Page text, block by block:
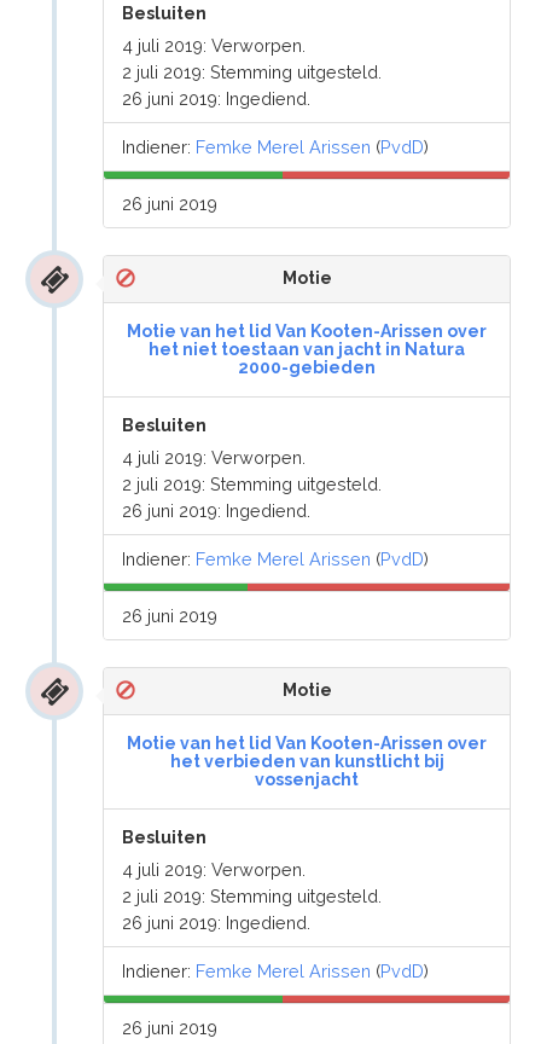
Besluiten
4 juli 2019: Verworpen.
2 juli 2019: Stemming uitgesteld.
26 juni 2019: Ingediend.
Indiener: Femke Merel Arissen (PvdD)
26 juni 2019
Motie
Motie van het lid Van Kooten-Arissen over
het niet toestaan van jacht in Natura
2000-gebieden
Besluiten
4 juli 2019: Verworpen.
2 juli 2019: Stemming uitgesteld.
26 juni 2019: Ingediend.
Indiener: Femke Merel Arissen (PvdD)
26 juni 2019
Motie
Motie van het lid Van Kooten-Arissen over
het verbieden van kunstlicht bij
vossenjacht
Besluiten
4 juli 2019: Verworpen.
2 juli 2019: Stemming uitgesteld.
26 juni 2019: Ingediend.
Indiener: Femke Merel Arissen (PvdD)
26 juni 2019